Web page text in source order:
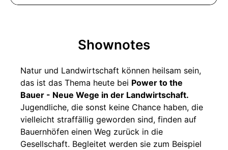
Shownotes
Natur und Landwirtschaft können heilsam sein,
das ist das Thema heute bei Power to the
Bauer - Neue Wege in der Landwirtschaft.
Jugendliche, die sonst keine Chance haben, die
vielleicht straffällig geworden sind, finden auf
Bauernhöfen einen Weg zurück in die
Gesellschaft. Begleitet werden sie zum Beispiel